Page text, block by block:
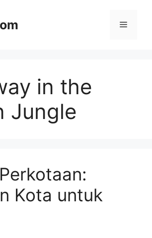
Menu
in the
Jungle
Kota untuk